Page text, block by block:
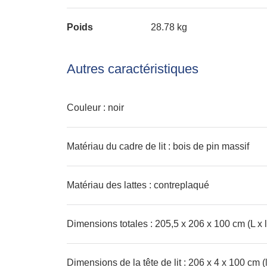
Poids 28.78 kg
Autres caractéristiques
Couleur : noir
Matériau du cadre de lit : bois de pin massif
Matériau des lattes : contreplaqué
Dimensions totales : 205,5 x 206 x 100 cm (L x
Dimensions de la tête de lit : 206 x 4 x 100 cm